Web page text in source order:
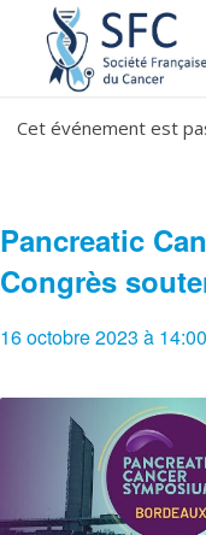
Cet événement est
Pancreatic
Congrès
16 octobre 2023 à 14:00